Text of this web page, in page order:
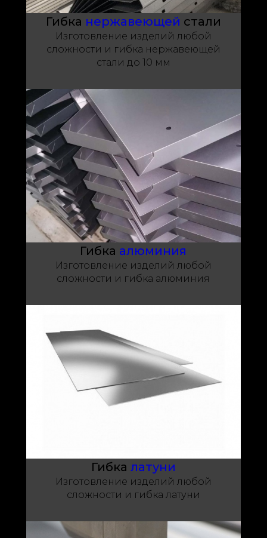
Гибка нержавеющей стали
Изготовление изделий любой
сложности и гибка нержавеющей
стали до 10 мм
Гибка алюминия
Изготовление изделий любой
сложности и гибка алюминия
Гибка латуни
Изготовление изделий любой
сложности и гибка латуни